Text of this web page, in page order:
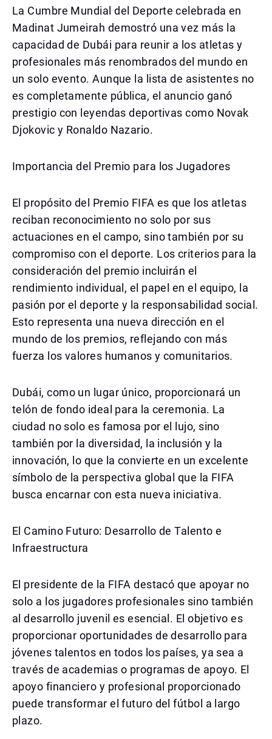
La Cumbre Mundial del Deporte celebrada en
Madinat Jumeirah demostró una vez más la
capacidad de Dubái para reunir a los atletas y
profesionales más renombrados del mundo en
un solo evento. Aunque la lista de asistentes no
es completamente pública, el anuncio ganó
prestigio con leyendas deportivas como Novak
Djokovic y Ronaldo Nazario.
Importancia del Premio para los Jugadores
El propósito del Premio FIFA es que los atletas
reciban reconocimiento no solo por sus
actuaciones en el campo, sino también por su
compromiso con el deporte. Los criterios para la
consideración del premio incluirán el
rendimiento individual, el papel en el equipo, la
pasión por el deporte y la responsabilidad social.
Esto representa una nueva dirección en el
mundo de los premios, reflejando con más
fuerza los valores humanos y comunitarios.
Dubái, como un lugar único, proporcionará un
telón de fondo ideal para la ceremonia. La
ciudad no solo es famosa por el lujo, sino
también por la diversidad, la inclusión y la
innovación, lo que la convierte en un excelente
símbolo de la perspectiva global que la FIFA
busca encarnar con esta nueva iniciativa.
El Camino Futuro: Desarrollo de Talento e
Infraestructura
El presidente de la FIFA destacó que apoyar no
solo a los jugadores profesionales sino también
al desarrollo juvenil es esencial. El objetivo es
proporcionar oportunidades de desarrollo para
jóvenes talentos en todos los países, ya sea a
través de academias o programas de apoyo. El
apoyo financiero y profesional proporcionado
puede transformar el futuro del fútbol a largo
plazo.